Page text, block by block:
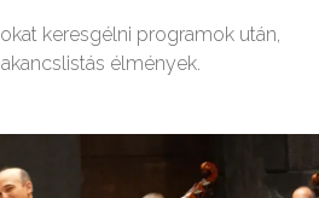
keresgélni programok után,
élmények.